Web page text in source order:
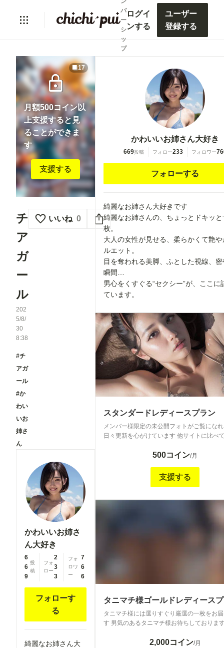
バ
ー
シ
ッ
プ
ログイ
ンする
ユーザー
登録する
lock
月額500コイン以
上支援すると見
ることができま
す
支援する
17
チ
ア
ガ
ー
ル
202
5/8/
30
8:38
#チ
アガ
ール
#か
わい
いお
姉さ
ん
いいね 0
かわいいお姉さ
ん大好き
6
6
9
投
稿
フォ
ロー
2
3
3
フォ
ロワ
ー
7
6
6
フォローす
る
綺麗なお姉さん大
かわいいお姉さん大好き
669投稿 フォロー233 フォロワー
フォローする
綺麗なお姉さん大好きです
綺麗なお姉さんの、ちょっとドキッ
枚。
大人の女性が見せる、柔らかくて艶
ルエット。
目を奪われる美脚、ふとした視線、
瞬間…
男心をくすぐる“セクシー”が、ここに
ています。
スタンダードレディースプラン
メンバー様限定の未公開フォトがご覧にな
日々更新を心がけています 他サイトに比べ
500コイン/月
支援する
タニマチ様ゴールドレディース
タニマチ様には選りすぐり厳選の一枚をお
す 男気のあるタニマチ様お待ちしておりま
2,000コイン/月